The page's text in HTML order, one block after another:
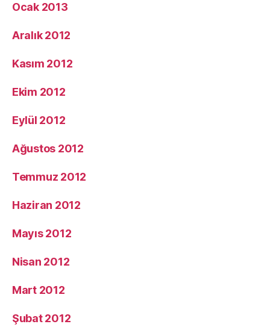
Ocak 2013
Aralık 2012
Kasım 2012
Ekim 2012
Eylül 2012
Ağustos 2012
Temmuz 2012
Haziran 2012
Mayıs 2012
Nisan 2012
Mart 2012
Şubat 2012